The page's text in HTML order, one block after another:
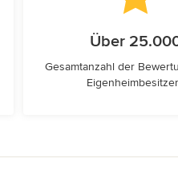
Über
Gesamtanzahl der